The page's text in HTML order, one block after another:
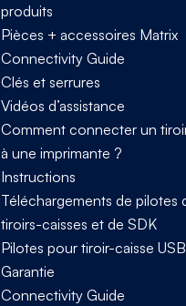
produits
Pièces + accessoires Matrix
Connectivity Guide
Clés et serrures
Vidéos d’assistance
Comment connecter un
à une imprimante ?
Instructions
Téléchargements de pilotes
tiroirs-caisses et de SDK
Pilotes pour tiroir-caisse USB
Garantie
Connectivity Guide